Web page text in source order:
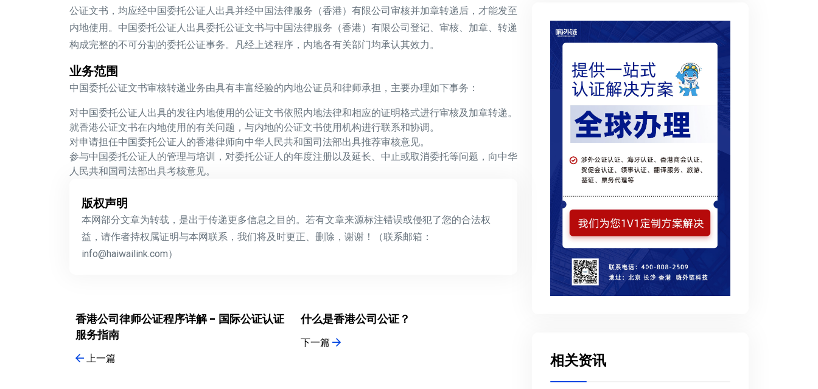
公证文书，均应经中国委托公证人出具并经中国法律服务（香港）有限公司审核并加章转递后，才能发至
内地使用。中国委托公证人出具委托公证文书与中国法律服务（香港）有限公司登记、审核、加章、转递
构成完整的不可分割的委托公证事务。凡经上述程序，内地各有关部门均承认其效力。
业务范围
中国委托公证文书审核转递业务由具有丰富经验的内地公证员和律师承担，主要办理如下事务：
对中国委托公证人出具的发往内地使用的公证文书依照内地法律和相应的证明格式进行审核及加章转递。
就香港公证文书在内地使用的有关问题，与内地的公证文书使用机构进行联系和协调。
对申请担任中国委托公证人的香港律师向中华人民共和国司法部出具推荐审核意见。
参与中国委托公证人的管理与培训，对委托公证人的年度注册以及延长、中止或取消委托等问题，向中华
人民共和国司法部出具考核意见。
版权声明
本网部分文章为转载，是出于传递更多信息之目的。若有文章来源标注错误或侵犯了您的合法权
益，请作者持权属证明与本网联系，我们将及时更正、删除，谢谢！（联系邮箱：
info@haiwailink.com）
香港公司律师公证程序详解 - 国际公证认证
服务指南
上一篇
什么是香港公司公证？
下一篇
相关资讯